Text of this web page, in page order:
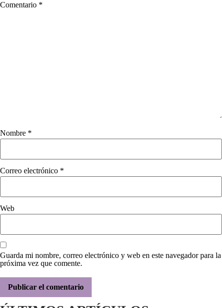
Comentario *
Nombre *
Correo electrónico *
Web
Guarda mi nombre, correo electrónico y web en este navegador para la
próxima vez que comente.